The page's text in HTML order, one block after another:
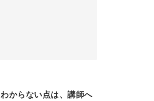
わからない点は、講師へ